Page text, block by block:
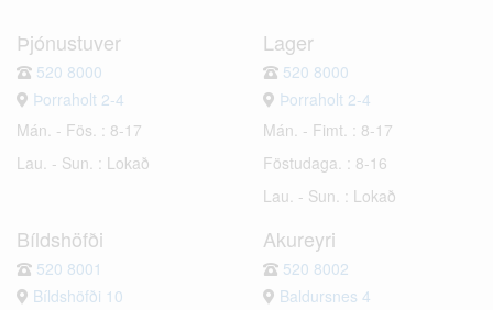
Þjónustuver
520 8000
Þorraholt 2-4
Mán. - Fös. : 8-17
Lau. - Sun. : Lokað
Lager
520 8000
Þorraholt 2-4
Mán. - Fimt. : 8-17
Föstudaga. : 8-16
Lau. - Sun. : Lokað
Bíldshöfði
520 8001
Bíldshöfði 10
Akureyri
520 8002
Baldursnes 4